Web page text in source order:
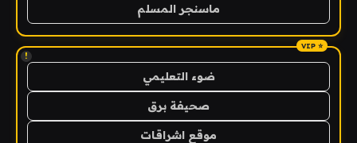
ماسنجر المسلم
!
ضوء التعليمي
صحيفة برق
موقع اشراقات